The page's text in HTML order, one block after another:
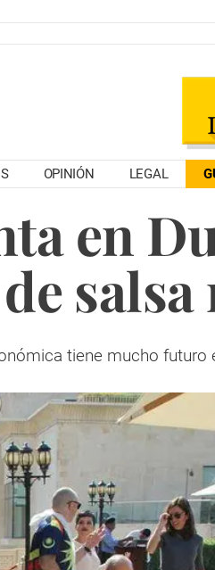
OPINIÓN LEGAL
en
tiene mucho futuro